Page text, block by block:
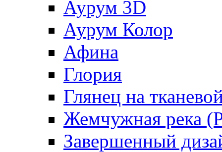
Аурум 3D
Аурум Колор
Афина
Глория
Глянец на
Жемчужная река
Завершенный